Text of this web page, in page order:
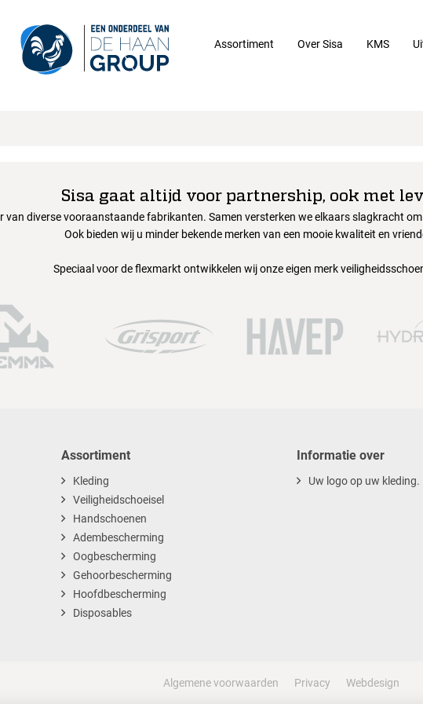
Assortiment Over Sisa KMS
Sisa gaat altijd voor partnership, ook met
van diverse vooraanstaande fabrikanten. Samen versterken we elkaars slagkracht
Ook bieden wij u minder bekende merken van een mooie kwaliteit en
Speciaal voor de flexmarkt ontwikkelen wij onze eigen merk
Assortiment
Kleding
Veiligheidschoeisel
Handschoenen
Adembescherming
Oogbescherming
Gehoorbescherming
Hoofdbescherming
Disposables
Informatie over
Uw logo op uw kleding.
Algemene voorwaarden Privacy Webdesign